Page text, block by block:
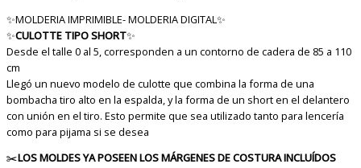
✨MOLDERIA IMPRIMIBLE- MOLDERIA DIGITAL✨
✨CULOTTE TIPO SHORT✨
Desde el talle 0 al 5, corresponden a un contorno de cadera de 85 a 110
cm
Llegó un nuevo modelo de culotte que combina la forma de una
bombacha tiro alto en la espalda, y la forma de un short en el delantero
con unión en el tiro. Esto permite que sea utilizado tanto para lencería
como para pijama si se desea
✂️LOS MOLDES YA POSEEN LOS MÁRGENES DE COSTURA INCLUÍDOS